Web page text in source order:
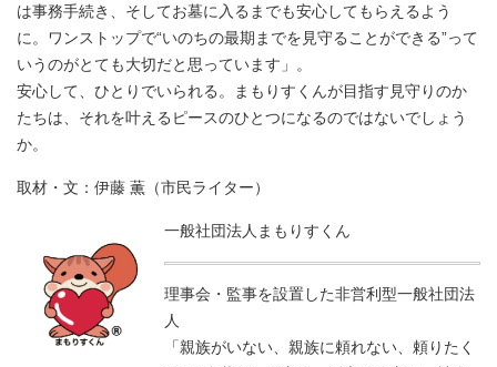
は事務手続き、そしてお墓に入るまでも安心してもらえるよう
に。ワンストップで“いのちの最期までを見守ることができる”って
いうのがとても大切だと思っています」。
安心して、ひとりでいられる。まもりすくんが目指す見守りのか
たちは、それを叶えるピースのひとつになるのではないでしょう
か。
取材・文：伊藤 薫（市民ライター）
一般社団法人まもりすくん
理事会・監事を設置した非営利型一般社団法
人
「親族がいない、親族に頼れない、頼りたく